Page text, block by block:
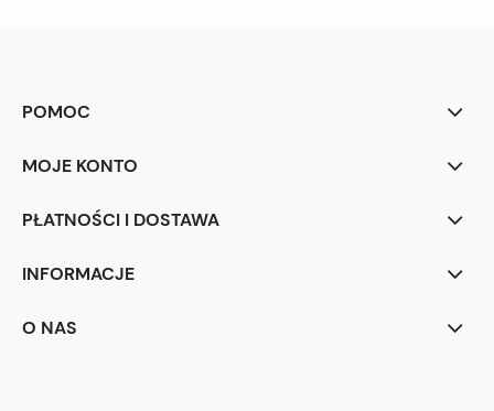
POMOC
MOJE KONTO
PŁATNOŚCI I DOSTAWA
INFORMACJE
O NAS